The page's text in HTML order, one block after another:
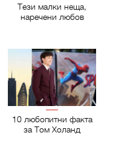
Тези малки неща,
наречени любов
10 любопитни факта
за Том Холанд